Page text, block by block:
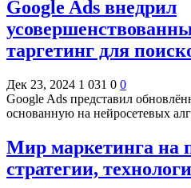
Google Ads внедрил
таргетинг для
Дек 23, 2024 1 031 0 0
Google Ads представил
основанную на нейросетевых
Мир маркетинга на
стратегии,